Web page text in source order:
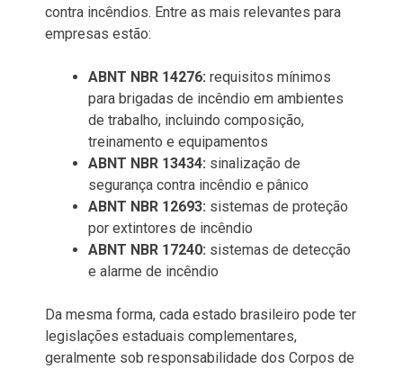
contra incêndios. Entre as mais relevantes para
empresas estão:
ABNT NBR 14276: requisitos mínimos
para brigadas de incêndio em ambientes
de trabalho, incluindo composição,
treinamento e equipamentos
ABNT NBR 13434: sinalização de
segurança contra incêndio e pânico
ABNT NBR 12693: sistemas de proteção
por extintores de incêndio
ABNT NBR 17240: sistemas de detecção
e alarme de incêndio
Da mesma forma, cada estado brasileiro pode ter
legislações estaduais complementares,
geralmente sob responsabilidade dos Corpos de